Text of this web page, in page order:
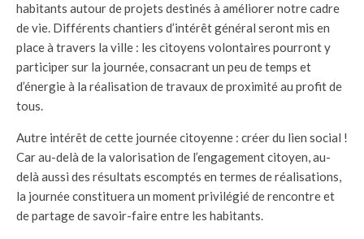
habitants autour de projets destinés à améliorer notre cadre
de vie. Différents chantiers d’intérêt général seront mis en
place à travers la ville : les citoyens volontaires pourront y
participer sur la journée, consacrant un peu de temps et
d’énergie à la réalisation de travaux de proximité au profit de
tous.
Autre intérêt de cette journée citoyenne : créer du lien social !
Car au-delà de la valorisation de l’engagement citoyen, au-
delà aussi des résultats escomptés en termes de réalisations,
la journée constituera un moment privilégié de rencontre et
de partage de savoir-faire entre les habitants.